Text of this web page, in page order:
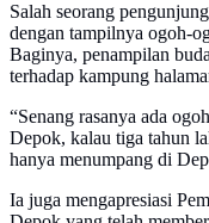
Salah seorang
dengan tampilnya ogoh-
Baginya, penampilan
terhadap kampung
“Senang rasanya ada
Depok, kalau tiga tahun
hanya menumpang di
Ia juga mengapresiasi